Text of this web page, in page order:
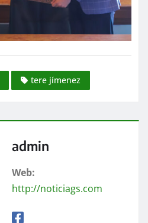
tere jímenez
admin
Web:
http://noticiags.com